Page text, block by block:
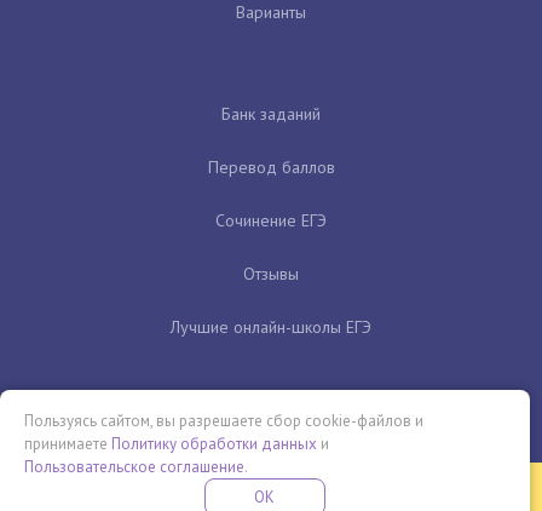
Варианты
Банк заданий
Перевод баллов
Сочинение ЕГЭ
Отзывы
Лучшие онлайн-школы ЕГЭ
Бесплатная летняя школа
Пользуясь сайтом, вы разрешаете сбор cookie-файлов и
принимаете Политику обработки данных и
Пользовательское соглашение.
OK